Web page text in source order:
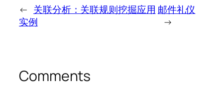
← 关联分析：关联规则挖掘应用
实例
邮件礼仪
→
Comments